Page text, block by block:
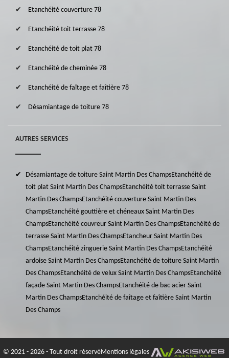
Etanchéité couverture 78
Etanchéité toit terrasse 78
Etanchéité de toit plat 78
Etanchéité de cheminée 78
Etanchéité de faîtage et faîtière 78
Désamiantage de toiture 78
AUTRES SERVICES
Désamiantage de toiture Saint Martin Des ChampsEtanchéité de
toit plat Saint Martin Des ChampsEtanchéité toit terrasse Saint
Martin Des ChampsEtanchéité couverture Saint Martin Des
ChampsEtanchéité gouttière et chéneaux Saint Martin Des
ChampsEtanchéité couvreur Saint Martin Des ChampsEtanchéité de
terrasse Saint Martin Des ChampsEtancheur Saint Martin Des
ChampsEtanchéité zinguerie Saint Martin Des ChampsEtanchéité
ardoise Saint Martin Des ChampsEtanchéité de toiture Saint Martin
Des ChampsEtanchéité de velux Saint Martin Des ChampsEtanchéité
façade Saint Martin Des ChampsEtanchéité de bac acier Saint
Martin Des ChampsEtanchéité de faîtage et faîtière Saint Martin
Des Champs
© 2021 - 2026 - Tout droit réservéMentions légales